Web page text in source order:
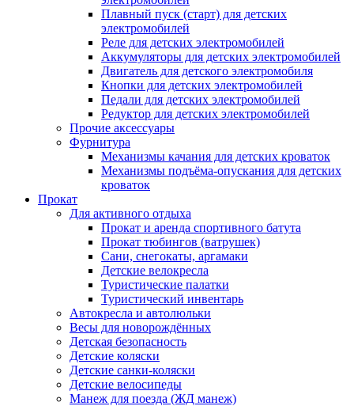
Плавный пуск (старт) для детских
электромобилей
Реле для детских электромобилей
Аккумуляторы для детских электромобилей
Двигатель для детского электромобиля
Кнопки для детских электромобилей
Педали для детских электромобилей
Редуктор для детских электромобилей
Прочие аксессуары
Фурнитура
Механизмы качания для детских кроваток
Механизмы подъёма-опускания для детских
кроваток
Прокат
Для активного отдыха
Прокат и аренда спортивного батута
Прокат тюбингов (ватрушек)
Сани, снегокаты, аргамаки
Детские велокресла
Туристические палатки
Туристический инвентарь
Автокресла и автолюльки
Весы для новорождённых
Детская безопасность
Детские коляски
Детские санки-коляски
Детские велосипеды
Манеж для поезда (ЖД манеж)